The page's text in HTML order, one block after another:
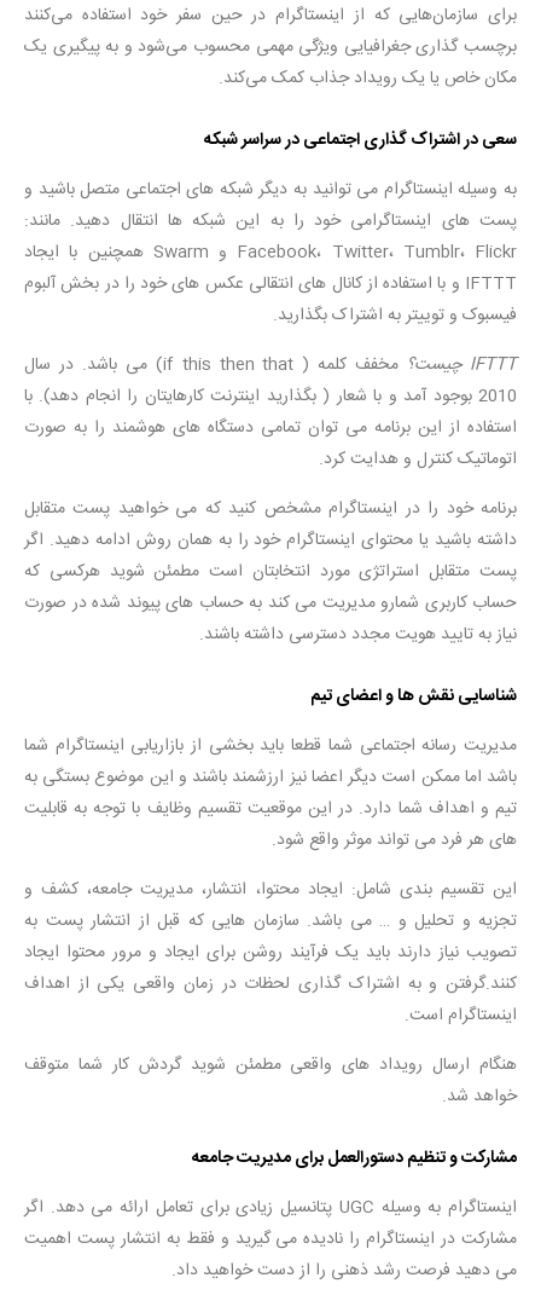
برای سازمان‌هایی که از اینستاگرام در حین سفر خود استفاده می‌کنند
برچسب گذاری جغرافیایی ویژگی مهمی محسوب می‌شود و به پیگیری یک
مکان خاص یا یک رویداد جذاب کمک می‌کند.
سعی در اشتراک گذاری اجتماعی در سراسر شبکه
به وسیله اینستاگرام می توانید به دیگر شبکه های اجتماعی متصل باشید و
پست های اینستاگرامی خود را به این شبکه ها انتقال دهید. مانند:
Facebook، Twitter، Tumblr، Flickr و Swarm همچنین با ایجاد
IFTTT و با استفاده از کانال های انتقالی عکس های خود را در بخش آلبوم
فیسبوک و توییتر به اشتراک بگذارید.
IFTTT چیست؟
مخفف کلمه ( if this then that) می باشد. در سال
2010 بوجود آمد و با شعار ( بگذارید اینترنت کارهایتان را انجام دهد). با
استفاده از این برنامه می توان تمامی دستگاه های هوشمند را به صورت
اتوماتیک کنترل و هدایت کرد.
برنامه خود را در اینستاگرام مشخص کنید که می خواهید پست متقابل
داشته باشید یا محتوای اینستاگرام خود را به همان روش ادامه دهید. اگر
پست متقابل استراتژی مورد انتخابتان است مطمئن شوید هرکسی که
حساب کاربری شمارو مدیریت می کند به حساب های پیوند شده در صورت
نیاز به تایید هویت مجدد دسترسی داشته باشند.
شناسایی نقش ها و اعضای تیم
مدیریت رسانه اجتماعی شما قطعا باید بخشی از بازاریابی اینستاگرام شما
باشد اما ممکن است دیگر اعضا نیز ارزشمند باشند و این موضوع بستگی به
تیم و اهداف شما دارد. در این موقعیت تقسیم وظایف با توجه به قابلیت
های هر فرد می تواند موثر واقع شود.
این تقسیم بندی شامل: ایجاد محتوا، انتشار، مدیریت جامعه، کشف و
تجزیه و تحلیل و … می باشد. سازمان هایی که قبل از انتشار پست به
تصویب نیاز دارند باید یک فرآیند روشن برای ایجاد و مرور محتوا ایجاد
کنند.گرفتن و به اشتراک گذاری لحظات در زمان واقعی یکی از اهداف
اینستاگرام است.
هنگام ارسال رویداد های واقعی مطمئن شوید گردش کار شما متوقف
خواهد شد.
مشارکت و تنظیم دستورالعمل برای مدیریت جامعه
اینستاگرام به وسیله UGC پتانسیل زیادی برای تعامل ارائه می دهد. اگر
مشارکت در اینستاگرام را نادیده می گیرید و فقط به انتشار پست اهمیت
می دهید فرصت رشد ذهنی را از دست خواهید داد.